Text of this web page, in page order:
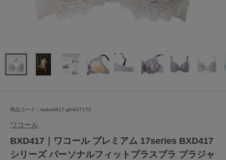
商品コード：wabxd417-ghi417172
ワコール
BXD417｜ワコール プレミアム 17series BXD417
シリーズ パーソナルフィットプラスブラ ブラジャ